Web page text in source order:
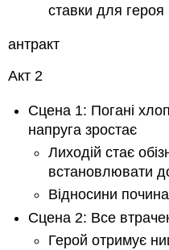
ставки для героя
антракт
Акт 2
Сцена 1: Погані
напруга зростає
Лиходій стає
встановлювати
Відносини
Сцена 2: Все
Герой отримує